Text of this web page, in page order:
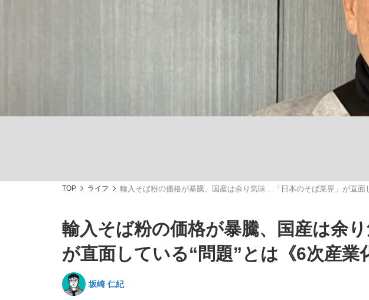
「90%は失敗する。でも…」本田圭佑が初めて明かした日本代表監督に...
「敗因分析は一切聞かれなかった」侍ジャパン選手が証言した“NPB聞...
キングの誕生を、目撃せよ。
#三山凌輝 #後
TOP ライフ 輸入そば粉の価格が暴騰、国産は余り気味…「日本のそば業界」が直面
輸入そば粉の価格が暴騰、国産は余
が直面している“問題”とは《6次産業
坂崎 仁紀